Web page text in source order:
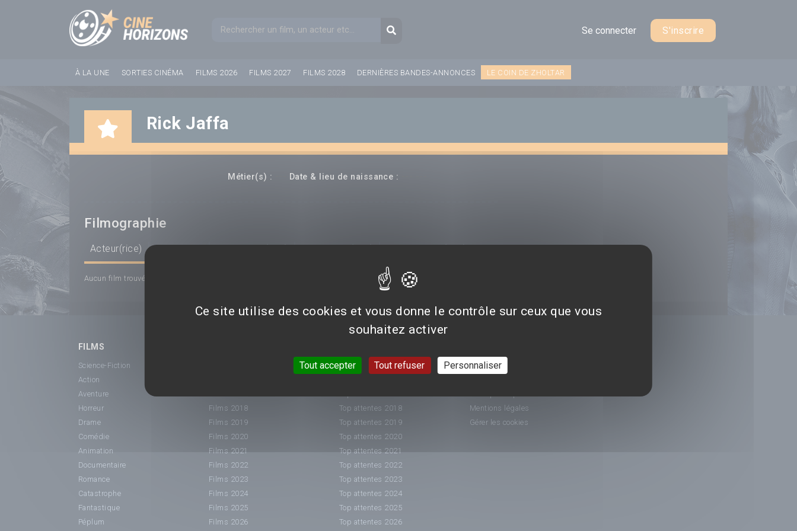
Formulaire de rechercheRecherche
Se connecter S'inscrire
À LA UNE SORTIES CINÉMA FILMS 2026 FILMS 2027 FILMS 2028 DERNIÈRES BANDES-ANNONCES LE COIN DE ZHOLTAR
Rick Jaffa
Métier(s) : Date & lieu de naissance :
Filmographie
Acteur(rice)
Aucun film trouvé...
FILMS
Science-Fiction
Action
Aventure
Horreur
Drame
Comédie
Animation
Documentaire
Romance
Catastrophe
Fantastique
Péplum
Films 2018
Films 2019
Films 2020
Films 2021
Films 2022
Films 2023
Films 2024
Films 2025
Films 2026
Top attentes 2015
Top attentes 2018
Top attentes 2019
Top attentes 2020
Top attentes 2021
Top attentes 2022
Top attentes 2023
Top attentes 2024
Top attentes 2025
Top attentes 2026
Nous contacter
Mentions légales
Gérer les cookies
Panneau de gestion des cookies
Ce site utilise des cookies et vous donne le contrôle sur ceux que vous
souhaitez activer
Tout accepter Tout refuser Personnaliser